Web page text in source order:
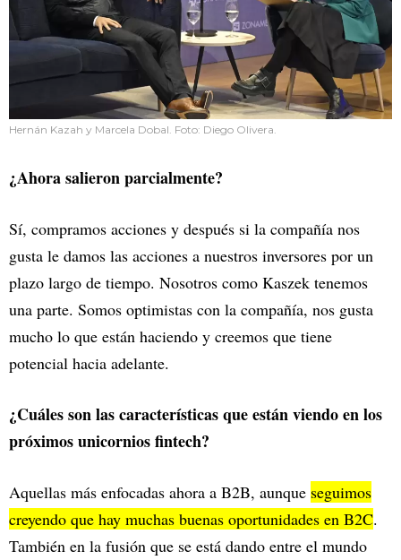
Hernán Kazah y Marcela Dobal. Foto: Diego Olivera.
¿Ahora salieron parcialmente?
Sí, compramos acciones y después si la compañía nos
gusta le damos las acciones a nuestros inversores por un
plazo largo de tiempo. Nosotros como Kaszek tenemos
una parte. Somos optimistas con la compañía, nos gusta
mucho lo que están haciendo y creemos que tiene
potencial hacia adelante.
¿Cuáles son las características que están viendo en los
próximos unicornios fintech?
Aquellas más enfocadas ahora a B2B, aunque seguimos
creyendo que hay muchas buenas oportunidades en B2C.
También en la fusión que se está dando entre el mundo